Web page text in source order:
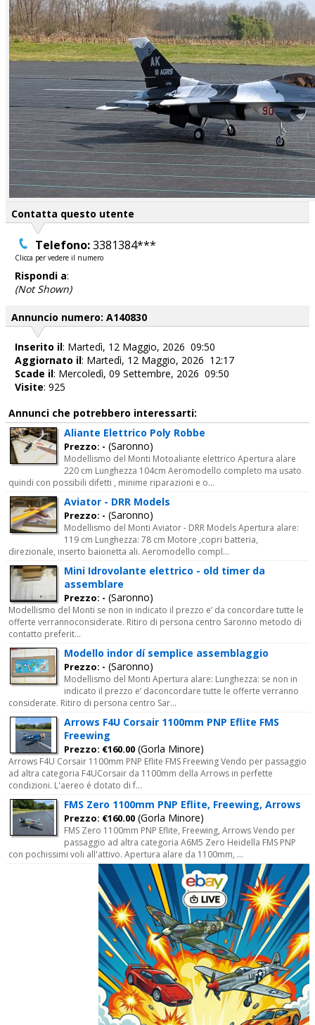
Contatta questo utente
Telefono:3381384***
Clicca per vedere il numero
Rispondi a:
(Not Shown)
Annuncio numero: A140830
Inserito il: Martedì, 12 Maggio, 2026 09:50
Aggiornato il: Martedì, 12 Maggio, 2026 12:17
Scade il: Mercoledì, 09 Settembre, 2026 09:50
Visite: 925
Annunci che potrebbero interessarti:
Aliante Elettrico Poly Robbe
Prezzo: - (Saronno)
Modellismo del Monti Motoaliante elettrico Apertura alare
220 cm Lunghezza 104cm Aeromodello completo ma usato
quindi con possibili difetti , minime riparazioni e o...
Aviator - DRR Models
Prezzo: - (Saronno)
Modellismo del Monti Aviator - DRR Models Apertura alare:
119 cm Lunghezza: 78 cm Motore ,copri batteria,
direzionale, inserto baionetta ali. Aeromodello compl...
Mini Idrovolante elettrico - old timer da
assemblare
Prezzo: - (Saronno)
Modellismo del Monti se non in indicato il prezzo e’ da concordare tutte le
offerte verrannoconsiderate. Ritiro di persona centro Saronno metodo di
contatto preferit...
Modello indor dí semplice assemblaggio
Prezzo: - (Saronno)
Modellismo del Monti Apertura alare: Lunghezza: se non in
indicato il prezzo e’ daconcordare tutte le offerte verranno
considerate. Ritiro di persona centro Sar...
Arrows F4U Corsair 1100mm PNP Eflite FMS
Freewing
Prezzo: €160.00 (Gorla Minore)
Arrows F4U Corsair 1100mm PNP Eflite FMS Freewing Vendo per passaggio
ad altra categoria F4UCorsair da 1100mm della Arrows in perfette
condizioni. L'aereo é dotato di f...
FMS Zero 1100mm PNP Eflite, Freewing, Arrows
Prezzo: €160.00 (Gorla Minore)
FMS Zero 1100mm PNP Eflite, Freewing, Arrows Vendo per
passaggio ad altra categoria A6M5 Zero Heidella FMS PNP
con pochissimi voli all'attivo. Apertura alare da 1100mm, ...